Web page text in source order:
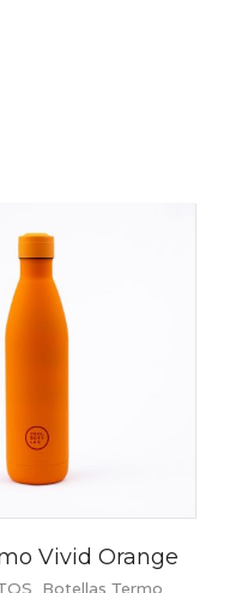
Vivid Orange